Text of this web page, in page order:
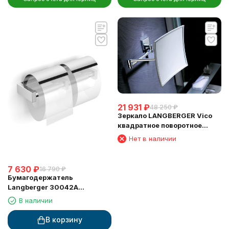
7 630 ₽16 790 ₽
Бумагодержатель
Langberger 30042A
туалетной бумаги с
крышкой двойной
В наличии
В корзину
21 931 ₽48 250 ₽
Зеркало LANGBERGER Vico
квадратное поворотное
косметическое 5 кратное
увеличение (75485)
Нет в наличии